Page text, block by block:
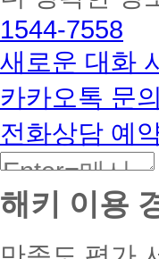
커
BETA
1544-7558
새로운 대화
카카오톡 문
전화상담 예
해키 이용